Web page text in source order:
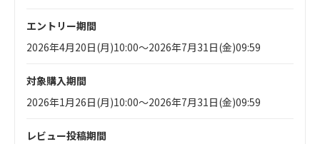
エントリー期間
2026年4月20日(月)10:00～2026年7月31日(金)09:59
対象購入期間
2026年1月26日(月)10:00～2026年7月31日(金)09:59
レビュー投稿期間